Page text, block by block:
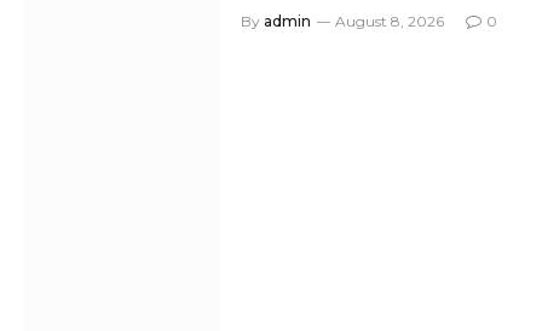
By admin August 8, 2026 0